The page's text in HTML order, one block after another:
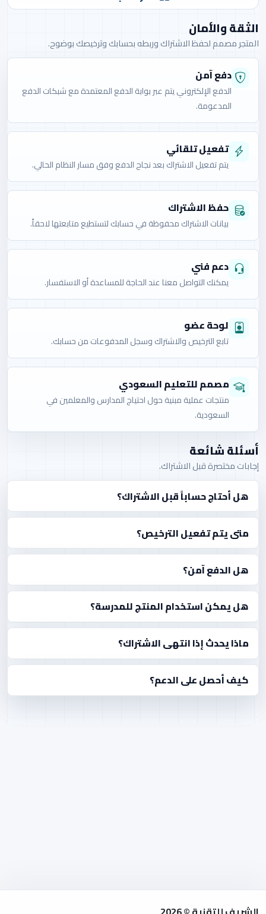
الثقة والأمان
المتجر مصمم لحفظ الاشتراك وربطه بحسابك وترخيصك بوضوح.
دفع آمن
الدفع الإلكتروني يتم عبر بوابة الدفع المعتمدة مع شبكات الدفع
المدعومة.
تفعيل تلقائي
يتم تفعيل الاشتراك بعد نجاح الدفع وفق مسار النظام الحالي.
حفظ الاشتراك
بيانات الاشتراك محفوظة في حسابك لتستطيع متابعتها لاحقاً.
دعم فني
يمكنك التواصل معنا عند الحاجة للمساعدة أو الاستفسار.
لوحة عضو
تابع الترخيص والاشتراك وسجل المدفوعات من حسابك.
مصمم للتعليم السعودي
منتجات عملية مبنية حول احتياج المدارس والمعلمين في
السعودية.
أسئلة شائعة
إجابات مختصرة قبل الاشتراك.
هل أحتاج حساباً قبل الاشتراك؟
متى يتم تفعيل الترخيص؟
هل الدفع آمن؟
هل يمكن استخدام المنتج للمدرسة؟
ماذا يحدث إذا انتهى الاشتراك؟
كيف أحصل على الدعم؟